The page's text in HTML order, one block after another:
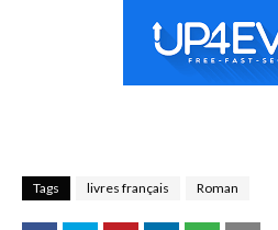
Tags livres français Roman